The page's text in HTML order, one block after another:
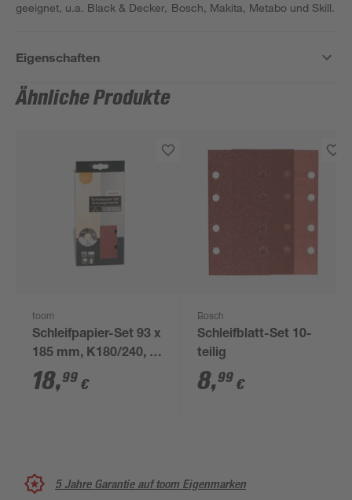
geeignet, u.a. Black & Decker, Bosch, Makita, Metabo und Skill.
Eigenschaften
Ähnliche Produkte
toom
Schleifpapier-Set 93 x
185 mm, K180/240, 30
Stück
18,99 €
Bosch
Schleifblatt-Set 10-
teilig
8,99 €
5 Jahre Garantie auf toom Eigenmarken